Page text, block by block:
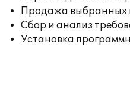
Продажа выбранных
Сбор и анализ
Установка